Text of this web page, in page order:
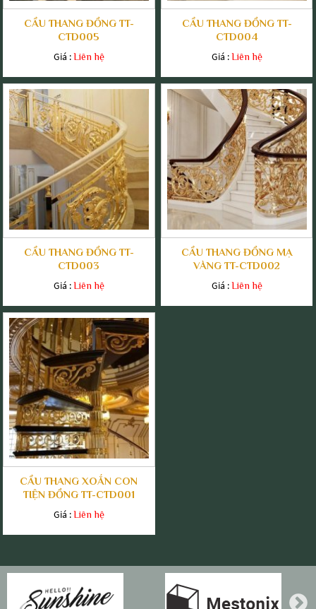
CẦU THANG ĐỒNG TT-
CTD005
Giá :Liên hệ
CẦU THANG ĐỒNG TT-
CTD004
Giá :Liên hệ
CẦU THANG ĐỒNG TT-
CTD003
Giá :Liên hệ
CẦU THANG ĐỒNG MẠ
VÀNG TT-CTD002
Giá :Liên hệ
CẦU THANG XOẮN CON
TIỆN ĐỒNG TT-CTD001
Giá :Liên hệ